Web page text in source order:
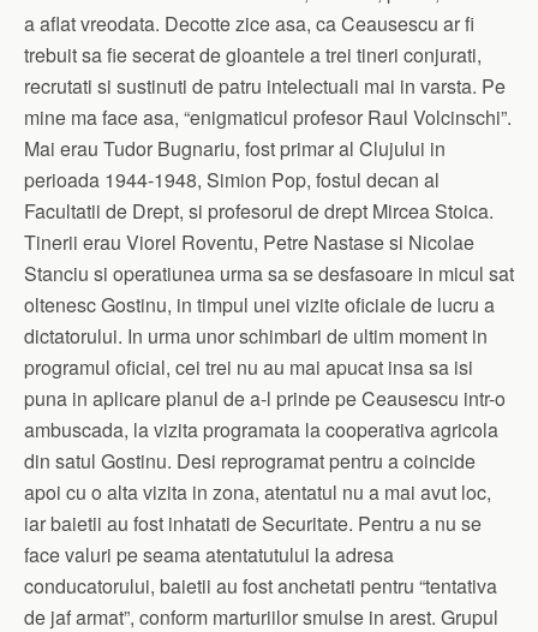
a aflat vreodata. Decotte zice asa, ca Ceausescu ar fi
trebuit sa fie secerat de gloantele a trei tineri conjurati,
recrutati si sustinuti de patru intelectuali mai in varsta. Pe
mine ma face asa, “enigmaticul profesor Raul Volcinschi”.
Mai erau Tudor Bugnariu, fost primar al Clujului in
perioada 1944-1948, Simion Pop, fostul decan al
Facultatii de Drept, si profesorul de drept Mircea Stoica.
Tinerii erau Viorel Roventu, Petre Nastase si Nicolae
Stanciu si operatiunea urma sa se desfasoare in micul sat
oltenesc Gostinu, in timpul unei vizite oficiale de lucru a
dictatorului. In urma unor schimbari de ultim moment in
programul oficial, cei trei nu au mai apucat insa sa isi
puna in aplicare planul de a-l prinde pe Ceausescu intr-o
ambuscada, la vizita programata la cooperativa agricola
din satul Gostinu. Desi reprogramat pentru a coincide
apoi cu o alta vizita in zona, atentatul nu a mai avut loc,
iar baietii au fost inhatati de Securitate. Pentru a nu se
face valuri pe seama atentatutului la adresa
conducatorului, baietii au fost anchetati pentru “tentativa
de jaf armat”, conform marturiilor smulse in arest. Grupul